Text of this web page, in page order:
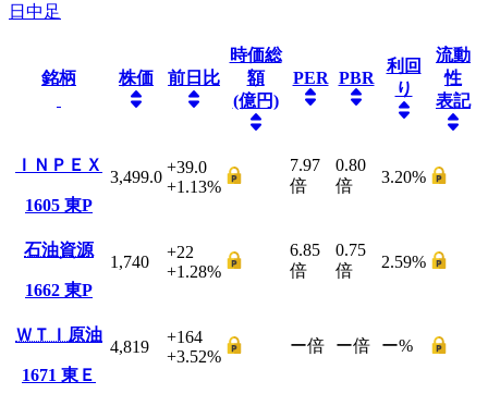
日中足
銘柄 株価 前日比
時価総
額
(億円)
PER PBR
利回
り
流動
性
表記
ＩＮＰＥＸ
1605 東P
3,499.0
+39.0
+1.13%
7.97
倍
0.80
倍
3.20%
石油資源
1662 東P
1,740
+22
+1.28%
6.85
倍
0.75
倍
2.59%
ＷＴＩ原油
1671 東Ｅ
4,819
+164
+3.52%
ー倍 ー倍 ー%